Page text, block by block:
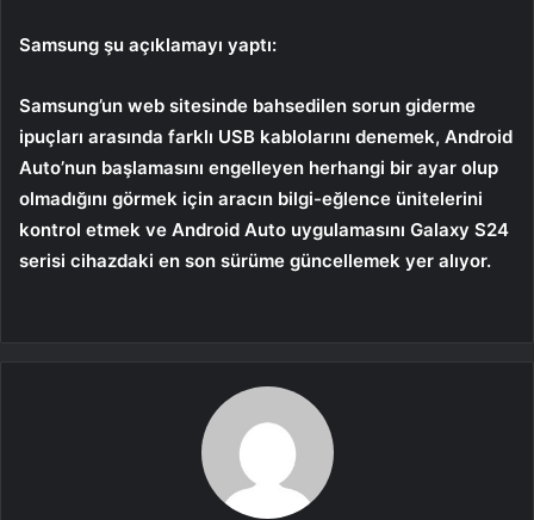
Samsung şu açıklamayı yaptı:
Samsung’un web sitesinde bahsedilen sorun giderme
ipuçları arasında farklı USB kablolarını denemek, Android
Auto’nun başlamasını engelleyen herhangi bir ayar olup
olmadığını görmek için aracın bilgi-eğlence ünitelerini
kontrol etmek ve Android Auto uygulamasını Galaxy S24
serisi cihazdaki en son sürüme güncellemek yer alıyor.